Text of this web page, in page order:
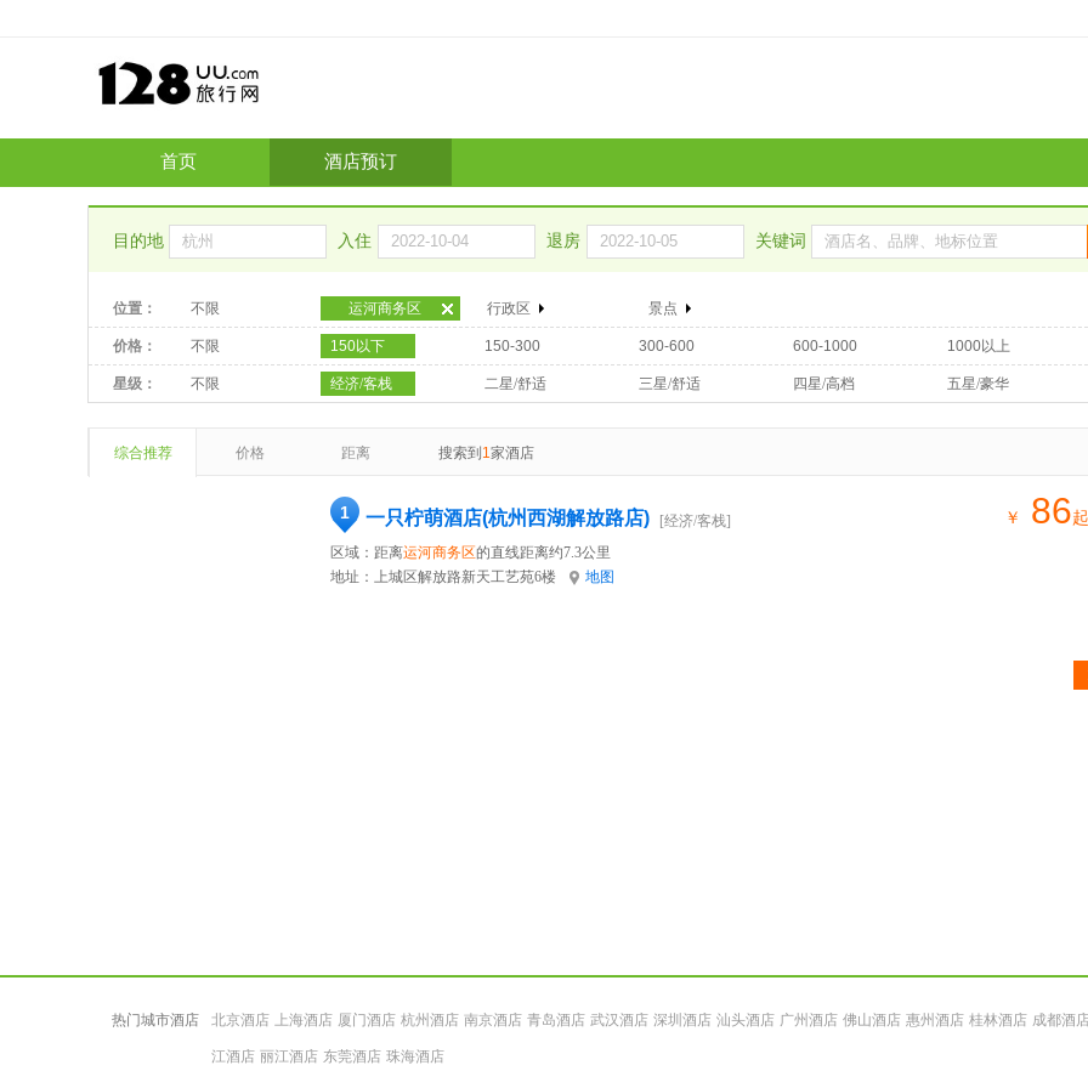
首页 酒店预订
目的地 入住 退房 关键词
位置： 不限 运河商务区 行政区 景点
价格： 不限 150以下 150-300 300-600 600-1000 1000以上
星级： 不限 经济/客栈 二星/舒适 三星/舒适 四星/高档 五星/豪华
综合推荐 价格 距离 搜索到 1家酒店
1 一只柠萌酒店(杭州西湖解放路店)
[经济/客栈]
区域：距离运河商务区的直线距离约7.3公里
地址： 上城区解放路新天工艺苑6楼 地图
￥ 86起
热门城市酒店 北京酒店 上海酒店 厦门酒店 杭州酒店 南京酒店 青岛酒店 武汉酒店 深圳酒店 汕头酒店 广州酒店 佛山酒店 惠州酒店 桂林酒店 成都酒
江酒店 丽江酒店 东莞酒店 珠海酒店